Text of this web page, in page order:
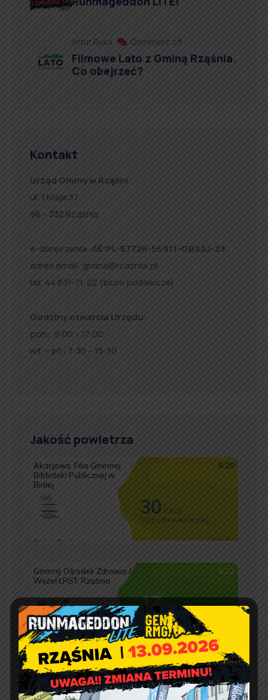
Artur Ruka Comment off
Filmowe Lato z Gminą Rząśnia.
Co obejrzeć?
Kontakt
Urząd Gminy w Rząśni
ul. 1 Maja 37
98 – 332 Rząśnia
e-doręczenia: AE:PL-57726-56911-GBSAJ-23
adres email: gmina@rzasnia.pl
tel. 44 631-71-22 (biuro podawcze)
Godziny otwarcia Urzędu:
pon.: 9:00 – 17:00
wt. – pt.: 7:30 – 15:30
Jakość powietrza